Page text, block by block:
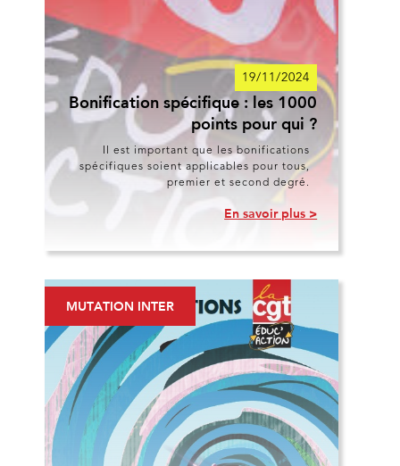
19/11/2024
Bonification spécifique : les 1000
points pour qui ?
Il est important que les bonifications
spécifiques soient applicables pour tous,
premier et second degré.
En savoir plus >
MUTATION INTER